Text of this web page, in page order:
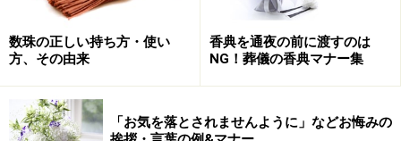
数珠の正しい持ち方・使い
方、その由来
香典を通夜の前に渡すのは
NG！葬儀の香典マナー集
「お気を落とされませんように」などお悔みの